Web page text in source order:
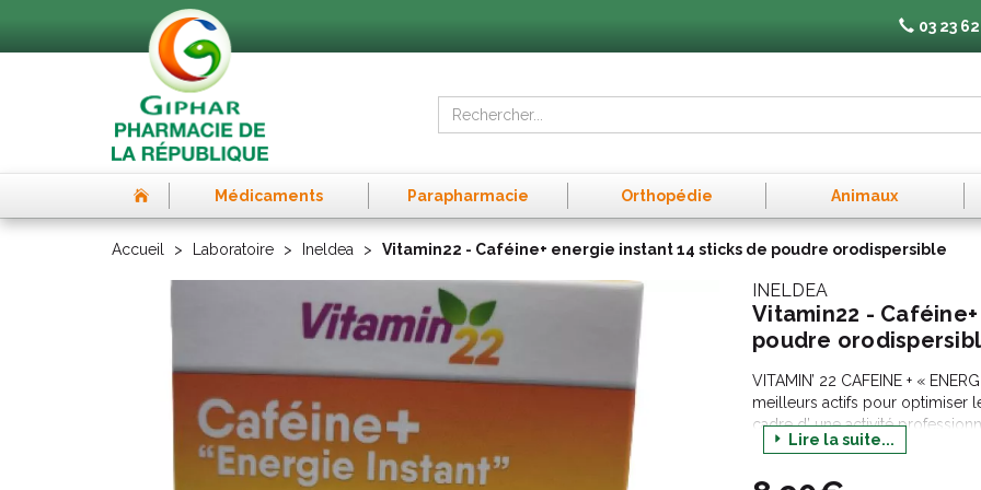
03 23
Médicaments Parapharmacie Orthopédie Animaux
Accueil Laboratoire Ineldea Vitamin22 - Caféine+ energie instant 14 sticks de poudre orodispersible
INELDEA
Vitamin22 -
poudre
VITAMIN’ 22 CAFEINE + «
meilleurs actifs pour optimiser
cadre d’ une activité
Les Vitamines B2, B3, B5, B6,
la fatigue.
Lire la suite...